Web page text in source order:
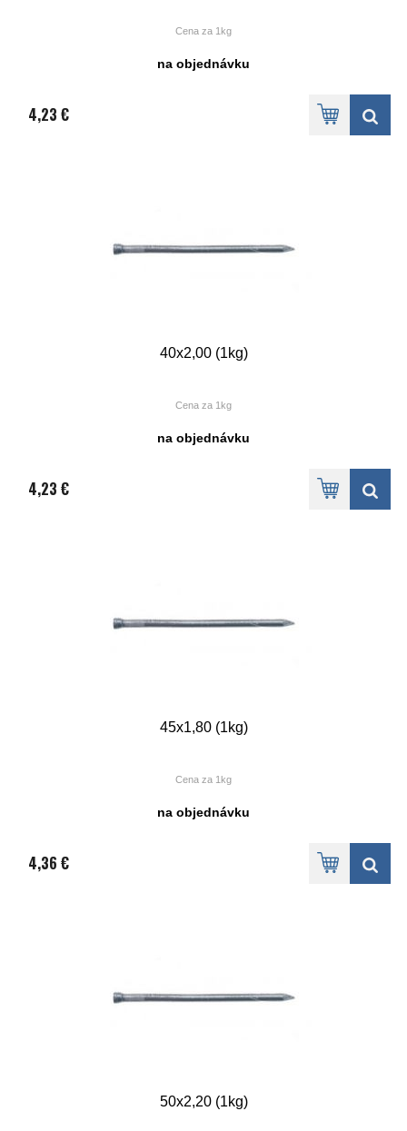
Cena za 1kg
na objednávku
4,23 €
40x2,00 (1kg)
Cena za 1kg
na objednávku
4,23 €
45x1,80 (1kg)
Cena za 1kg
na objednávku
4,36 €
50x2,20 (1kg)